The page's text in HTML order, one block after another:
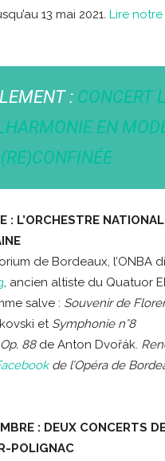
13 mai 2021. Lire
: CONCERT
EN
(RE)CONFINÉE
: L’ORCHESTRE NATIONAL
de Bordeaux, l’ONBA
, ancien altiste du Quatuor
salve : Souvenir de
et Symphonie n°8
88de Anton Dvořák.
de l’Opéra de
: DEUX CONCERTS
POLIGNAC